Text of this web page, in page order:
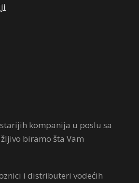
kompanija u poslu sa
biramo šta Vam
i distributeri vodećih